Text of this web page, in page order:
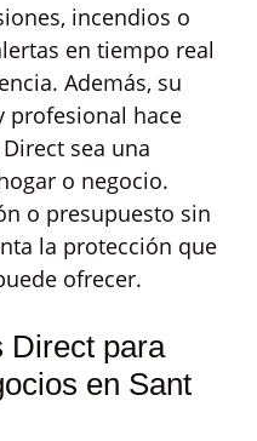
incendios o
en tiempo real
Además, su
profesional hace
sea una
o negocio.
o presupuesto sin
la protección que
ofrecer.
Direct para
en Sant